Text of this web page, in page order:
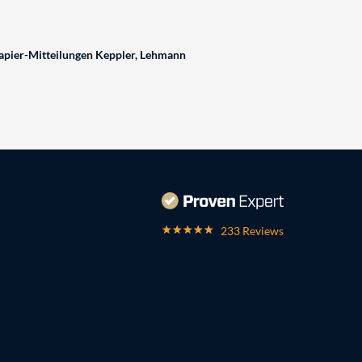
Mitteilungen Keppler, Lehmann
233 Reviews